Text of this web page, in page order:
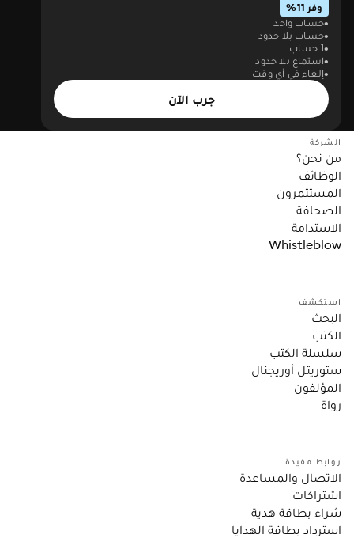
وفر 11%
حساب واحد
حساب بلا حدود
1 حساب
استماع بلا حدود
إلغاء في أي وقت
جرب الآن
الشركة
من نحن؟
الوظائف
المستثمرون
الصحافة
الاستدامة
Whistleblow
استكشف
البحث
الكتب
سلسلة الكتب
ستوريتل أوريجنال
المؤلفون
رواة
روابط مفيدة
الاتصال والمساعدة
اشتراكات
شراء بطاقة هدية
استرداد بطاقة الهدايا